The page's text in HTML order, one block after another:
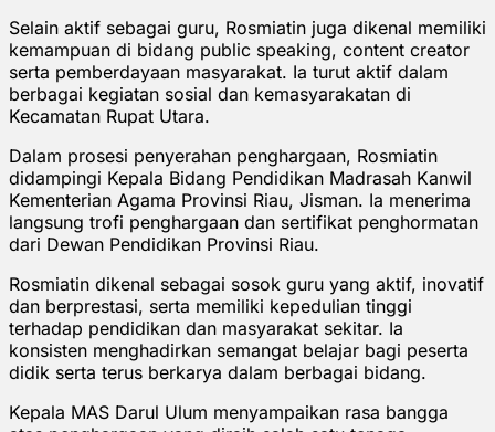
Selain aktif sebagai guru, Rosmiatin juga dikenal memiliki
kemampuan di bidang public speaking, content creator
serta pemberdayaan masyarakat. Ia turut aktif dalam
berbagai kegiatan sosial dan kemasyarakatan di
Kecamatan Rupat Utara.
Dalam prosesi penyerahan penghargaan, Rosmiatin
didampingi Kepala Bidang Pendidikan Madrasah Kanwil
Kementerian Agama Provinsi Riau, Jisman. Ia menerima
langsung trofi penghargaan dan sertifikat penghormatan
dari Dewan Pendidikan Provinsi Riau.
Rosmiatin dikenal sebagai sosok guru yang aktif, inovatif
dan berprestasi, serta memiliki kepedulian tinggi
terhadap pendidikan dan masyarakat sekitar. Ia
konsisten menghadirkan semangat belajar bagi peserta
didik serta terus berkarya dalam berbagai bidang.
Kepala MAS Darul Ulum menyampaikan rasa bangga